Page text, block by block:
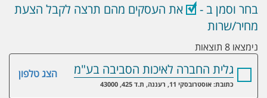
בחר וסמן ב -
את העסקים מהם תרצה לקבל הצעת
מחיר/שרות
נימצאו 8 תוצאות
הצג טלפון גלית החברה לאיכות הסביבה בע"מ
כתובת: אוסטרובסקי 11, רעננה, ת.ד 425, 43000